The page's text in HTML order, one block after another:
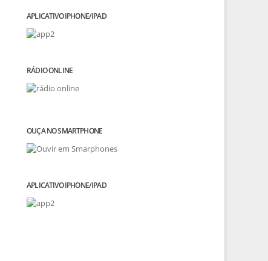
APLICATIVO IPHONE/IPAD
RÁDIO ONLINE
OUÇA NO SMARTPHONE
APLICATIVO IPHONE/IPAD